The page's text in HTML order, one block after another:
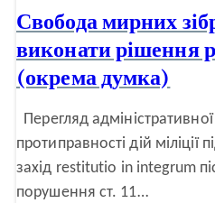
Свобода мирних
виконати рішення
(окрема думка)
Перегляд
протиправності дій міліції
захід restitutio in integrum
порушення ст. 11…